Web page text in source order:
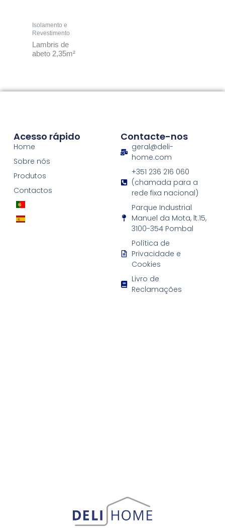
Isolamento e
Revestimento
Lambris de
abeto 2,35m²
Acesso rápido
Home
Sobre nós
Produtos
Contactos
Contacte-nos
geral@deli-
home.com
+351 236 216 060
(chamada para a
rede fixa nacional)
Parque Industrial
Manuel da Mota, lt.15,
3100-354 Pombal
Política de
Privacidade e
Cookies
Livro de
Reclamações